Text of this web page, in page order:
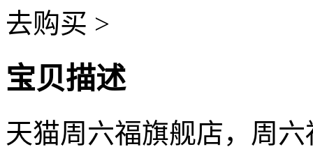
去购买 >
宝贝描述
天猫周六福旗舰店，周